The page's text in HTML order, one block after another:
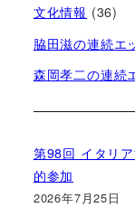
文化情報 (36)
脇田滋の連続エ
森岡孝二の連続
第98回 イタリ
的参加
2026年7月25日